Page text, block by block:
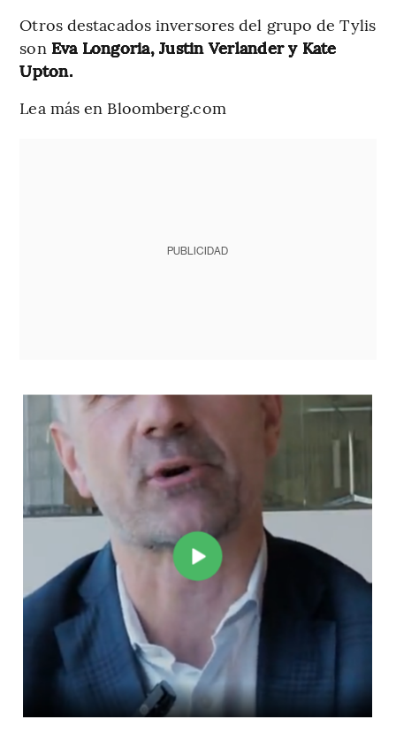
Otros destacados inversores del grupo de Tylis
son Eva Longoria, Justin Verlander y Kate
Upton.
Lea más en Bloomberg.com
PUBLICIDAD